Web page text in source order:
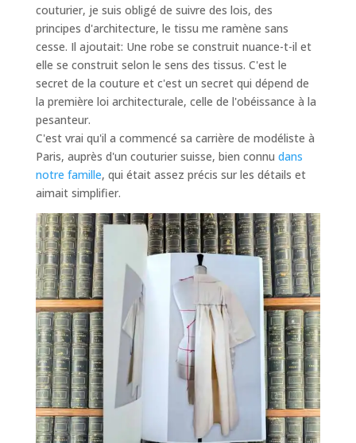
couturier, je suis obligé de suivre des lois, des
principes d'architecture, le tissu me ramène sans
cesse. Il ajoutait: Une robe se construit nuance-t-il et
elle se construit selon le sens des tissus. C'est le
secret de la couture et c'est un secret qui dépend de
la première loi architecturale, celle de l'obéissance à la
pesanteur.
C'est vrai qu'il a commencé sa carrière de modéliste à
Paris, auprès d'un couturier suisse, bien connu dans
notre famille, qui était assez précis sur les détails et
aimait simplifier.